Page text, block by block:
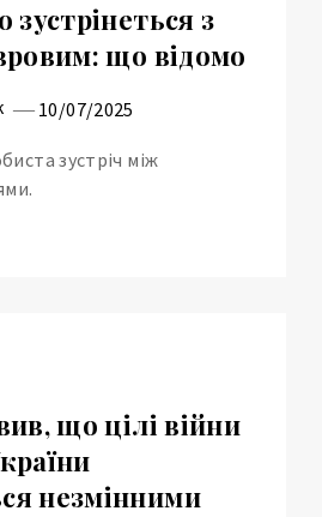
зустрінеться з
що відомо
10/07/2025
зустріч між
що цілі війни
незмінними